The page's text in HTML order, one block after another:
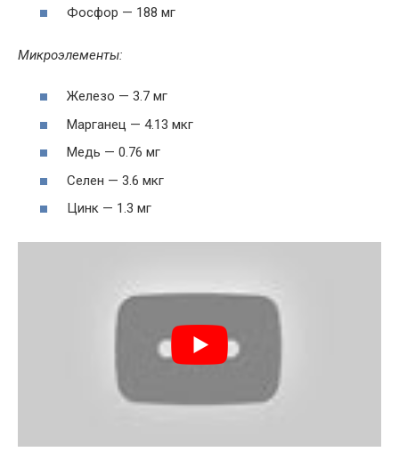
Фосфор — 188 мг
Микроэлементы:
Железо — 3.7 мг
Марганец — 4.13 мкг
Медь — 0.76 мг
Селен — 3.6 мкг
Цинк — 1.3 мг